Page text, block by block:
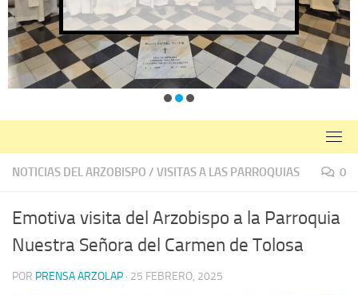
NOTICIAS DEL ARZOBISPO / VISITAS A LAS PARROQUIAS 0
Emotiva visita del Arzobispo a la Parroquia
Nuestra Señora del Carmen de Tolosa
POR PRENSA ARZOLAP · 25 FEBRERO, 2025